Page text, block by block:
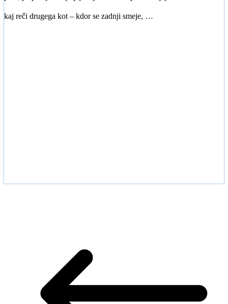
kaj reči drugega kot – kdor se zadnji smeje, …